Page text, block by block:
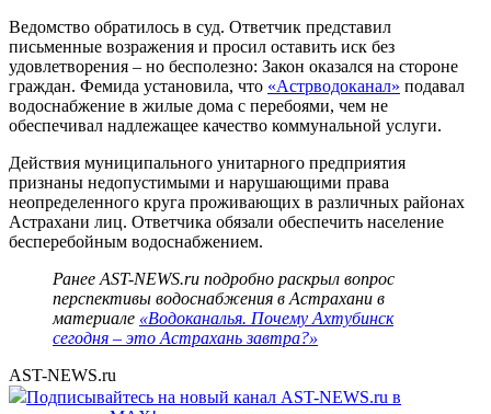
Ведомство обратилось в суд. Ответчик представил
письменные возражения и просил оставить иск без
удовлетворения – но бесполезно: Закон оказался на стороне
граждан. Фемида установила, что «Астрводоканал» подавал
водоснабжение в жилые дома с перебоями, чем не
обеспечивал надлежащее качество коммунальной услуги.
Действия муниципального унитарного предприятия
признаны недопустимыми и нарушающими права
неопределенного круга проживающих в различных районах
Астрахани лиц. Ответчика обязали обеспечить население
бесперебойным водоснабжением.
Ранее AST-NEWS.ru подробно раскрыл вопрос
перспективы водоснабжения в Астрахани в
материале «Водоканалья. Почему Ахтубинск
сегодня – это Астрахань завтра?»
AST-NEWS.ru
Подписывайтесь на новый канал AST-NEWS.ru в